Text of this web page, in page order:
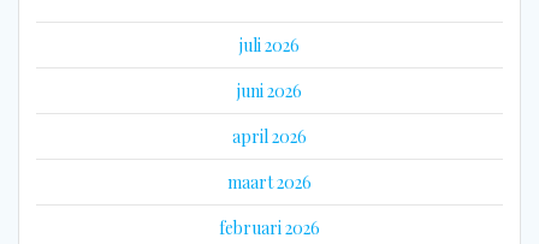
juli 2026
juni 2026
april 2026
maart 2026
februari 2026